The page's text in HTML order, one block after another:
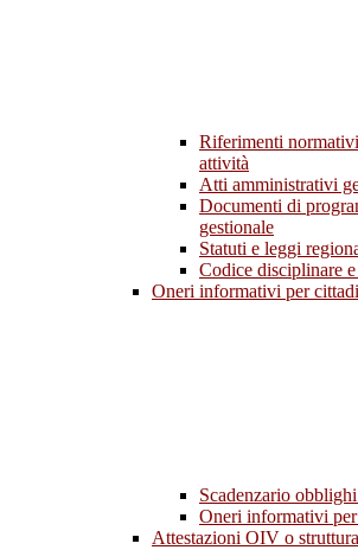
Riferimenti
attività
Atti amministrativi
Documenti di
gestionale
Statuti e leggi
Codice disciplinare
Oneri informativi per
Scadenzario
Oneri informativi
Attestazioni OIV o